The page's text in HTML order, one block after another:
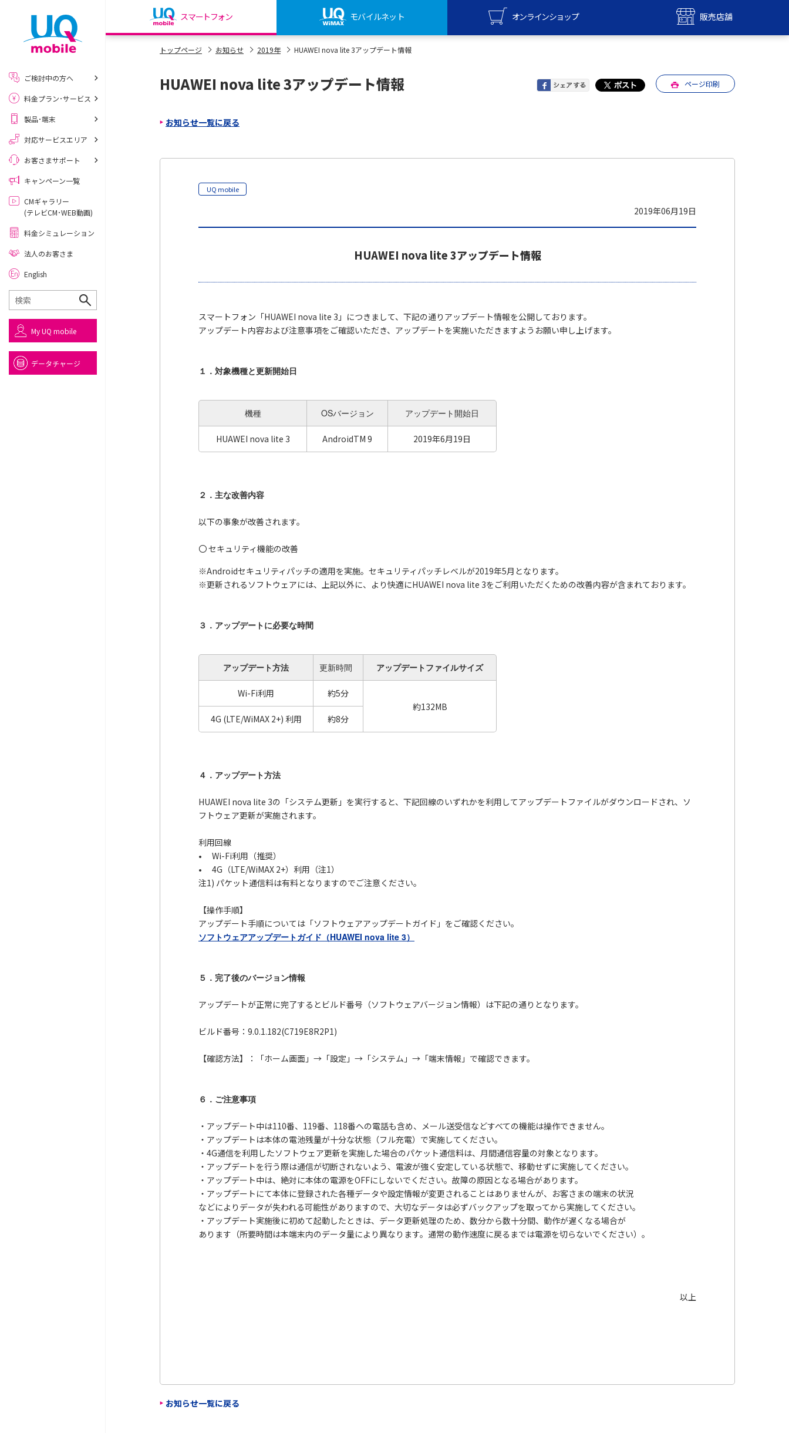
スマートフォン モバイルネット オンラインショップ 販売店舗
my UQ WiMAX
My UQ mobile
UQ mobile
UQ WiMAX
トップページ お知らせ 2019年 HUAWEI nova lite 3アップデート情報
HUAWEI nova lite 3アップデート情報 ページ印刷
お知らせ一覧に戻る
UQ mobile
2019年06月19日
HUAWEI nova lite 3アップデート情報
スマートフォン「HUAWEI nova lite 3」につきまして、下記の通りアップデート情報を公開しております。
アップデート内容および注意事項をご確認いただき、アップデートを実施いただきますようお願い申し上げます。
１．対象機種と更新開始日
機種 OSバージョン アップデート開始日
HUAWEI nova lite 3 AndroidTM 9 2019年6月19日
２．主な改善内容
以下の事象が改善されます。
〇 セキュリティ機能の改善
※Androidセキュリティパッチの適用を実施。セキュリティパッチレベルが2019年5月となります。
※更新されるソフトウェアには、上記以外に、より快適にHUAWEI nova lite 3をご利用いただくための改善内容が含まれております。
３．アップデートに必要な時間
アップデート方法 更新時間 アップデートファイルサイズ
Wi-Fi利用
約5分
約132MB
4G (LTE/WiMAX 2+) 利用
約8分
４．アップデート方法
HUAWEI nova lite 3の「システム更新」を実行すると、下記回線のいずれかを利用してアップデートファイルがダウンロードされ、ソ
フトウェア更新が実施されます。
利用回線
• Wi-Fi利用（推奨）
• 4G（LTE/WiMAX 2+）利用（注1）
注1) パケット通信料は有料となりますのでご注意ください。
【操作手順】
アップデート手順については「ソフトウェアアップデートガイド」をご確認ください。
ソフトウェアアップデートガイド（HUAWEI nova lite 3）
５．完了後のバージョン情報
アップデートが正常に完了するとビルド番号（ソフトウェアバージョン情報）は下記の通りとなります。
ビルド番号：9.0.1.182(C719E8R2P1)
【確認方法】：「ホーム画面」→「設定」→「システム」→「端末情報」で確認できます。
６．ご注意事項
・アップデート中は110番、119番、118番への電話も含め、メール送受信などすべての機能は操作できません。
・アップデートは本体の電池残量が十分な状態（フル充電）で実施してください。
・4G通信を利用したソフトウェア更新を実施した場合のパケット通信料は、月間通信容量の対象となります。
・アップデートを行う際は通信が切断されないよう、電波が強く安定している状態で、移動せずに実施してください。
・アップデート中は、絶対に本体の電源をOFFにしないでください。故障の原因となる場合があります。
・アップデートにて本体に登録された各種データや設定情報が変更されることはありませんが、お客さまの端末の状況
などによりデータが失われる可能性がありますので、大切なデータは必ずバックアップを取ってから実施してください。
・アップデート実施後に初めて起動したときは、データ更新処理のため、数分から数十分間、動作が遅くなる場合が
あります（所要時間は本端末内のデータ量により異なります。通常の動作速度に戻るまでは電源を切らないでください）。
以上
お知らせ一覧に戻る
ご検討中の方へ
料金プラン･サービス
製品･端末
対応サービスエリア
お客さまサポート
キャンペーン一覧
CMギャラリー
(テレビCM･WEB動画)
料金シミュレーション
法人のお客さま
English
My UQ mobile
データチャージ